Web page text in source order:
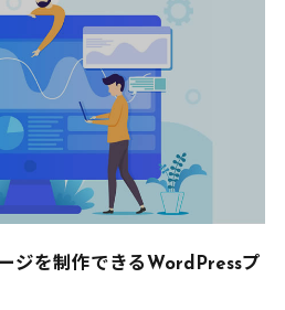
ジを制作できるWordPressプ